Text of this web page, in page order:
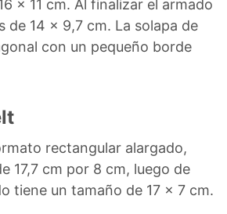
x 11 cm. Al finalizar el armado
de 14 x 9,7 cm. La solapa de
con un pequeño borde
rectangular alargado,
17,7 cm por 8 cm, luego de
tiene un tamaño de 17 x 7 cm.